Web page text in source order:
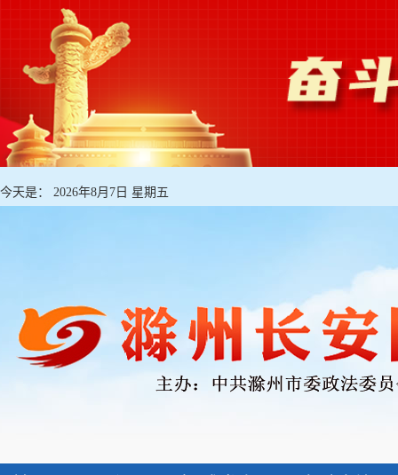
今天是： 2026年8月7日 星期五